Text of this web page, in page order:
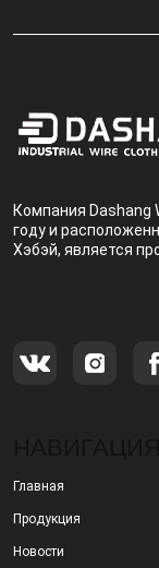
Компания Dashang
году и
Хэбэй, является
Главная
Продукция
Новости